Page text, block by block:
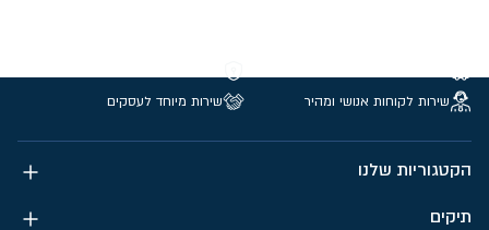
שירות לקוחות אנושי ומהיר
שירות מיוחד לעסקים
הקטגוריות שלנו
תיקים